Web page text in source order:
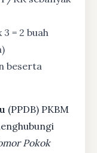
3 = 2 buah
beserta
(PPDB) PKBM
Pokok